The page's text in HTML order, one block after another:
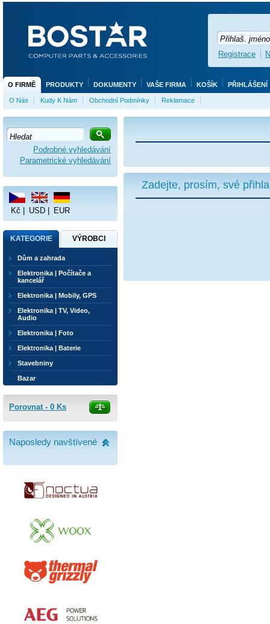
Zadejte, prosím, své
Podrobné vyhledávání
Parametrické vyhledávání
Kč USD EUR
KATEGORIE VÝROBCI
Dům a zahrada
Elektronika | Počítače a
kancelář
Elektronika | Mobily, GPS
Elektronika | TV, Video,
Audio
Elektronika | Foto
Elektronika | Baterie
Stavebniny
Bazar
Porovnat - 0 Ks
Naposledy navštívené
O FIRMĚ PRODUKTY DOKUMENTY VAŠE FIRMA KOŠÍK PŘIHLÁŠENÍ
O Nás Kudy K Nám Obchodní Podmínky Reklamace
Registrace